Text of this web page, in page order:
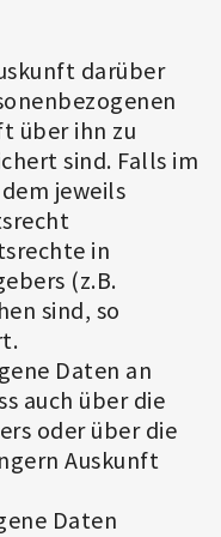
darüber
über ihn zu
sind. Falls im
jeweils
in
(z.B.
sind, so
Daten an
auch über die
oder über die
Auskunft
Daten